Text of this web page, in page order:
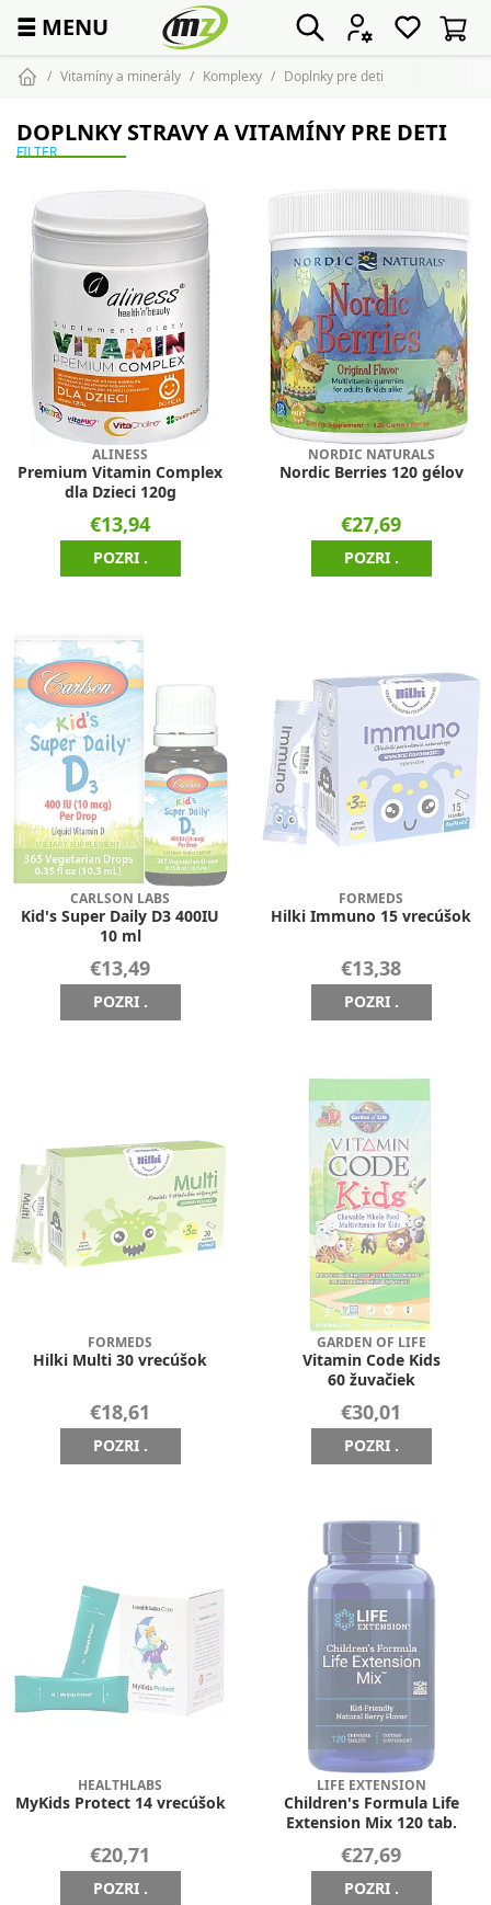
☰ MENU
Vitamíny a minerály Komplexy Doplnky pre deti
DOPLNKY STRAVY A VITAMÍNY PRE DETI
FILTER
ALINESS
Premium Vitamin Complex
dla Dzieci 120g
€13,94
POZRI .
NORDIC NATURALS
Nordic Berries 120 gélov
€27,69
POZRI .
CARLSON LABS
Kid's Super Daily D3 400IU
10 ml
€13,49
POZRI .
FORMEDS
Hilki Immuno 15 vrecúšok
€13,38
POZRI .
FORMEDS
Hilki Multi 30 vrecúšok
€18,61
POZRI .
GARDEN OF LIFE
Vitamin Code Kids
60 žuvačiek
€30,01
POZRI .
HEALTHLABS
MyKids Protect 14 vrecúšok
€20,71
POZRI .
LIFE EXTENSION
Children's Formula Life
Extension Mix 120 tab.
€27,69
POZRI .